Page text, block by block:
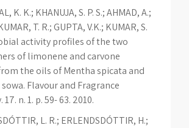
K. K.; KHANUJA, S. P. S.; AHMAD, A.;
T. R.; GUPTA, V.K.; KUMAR, S.
activity profiles of the two
of limonene and carvone
the oils of Mentha spicata and
Flavour and Fragrance
n. 1. p. 59- 63. 2010.
L. R.; ERLENDSDÓTTIR, H.;